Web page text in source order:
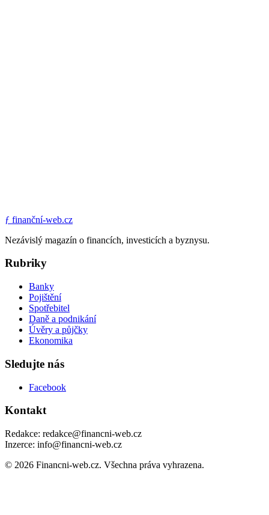
ƒ finanční-web.cz
Nezávislý magazín o financích, investicích a byznysu.
Rubriky
Banky
Pojištění
Spotřebitel
Daně a podnikání
Úvěry a půjčky
Ekonomika
Sledujte nás
Facebook
Kontakt
Redakce: redakce@financni-web.cz
Inzerce: info@financni-web.cz
© 2026 Financni-web.cz. Všechna práva vyhrazena.